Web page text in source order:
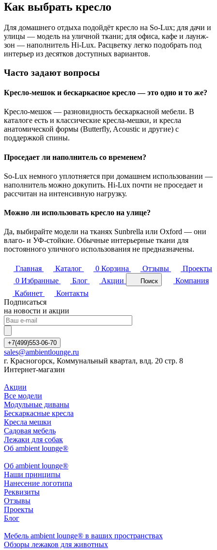
Как выбрать кресло
Для домашнего отдыха подойдёт кресло на So-Lux; для дачи и
улицы — модель на уличной ткани; для офиса, кафе и лаунж-
зон — наполнитель Hi-Lux. Расцветку легко подобрать под
интерьер из десятков доступных вариантов.
Часто задают вопросы
Кресло-мешок и бескаркасное кресло — это одно и то же?
Кресло-мешок — разновидность бескаркасной мебели. В
каталоге есть и классические кресла-мешки, и кресла
анатомической формы (Butterfly, Acoustic и другие) с
поддержкой спины.
Проседает ли наполнитель со временем?
So-Lux немного уплотняется при домашнем использовании —
наполнитель можно докупить. Hi-Lux почти не проседает и
рассчитан на интенсивную нагрузку.
Можно ли использовать кресло на улице?
Да, выбирайте модели на тканях Sunbrella или Oxford — они
влаго- и УФ-стойкие. Обычные интерьерные ткани для
постоянного уличного использования не предназначены.
Главная Каталог 0 Корзина Отзывы
Проекты
0 Избранные Блог Акции Поиск
Компания
Кабинет
Контакты
Подписаться
на новости и акции
+7(499)553-06-70
sales@ambientlounge.ru
г. Красногорск, Коммунальный квартал, влд. 20 стр. 8
Интернет-магазин
Акции
Все модели
Модульные диваны
Бескаркасные кресла
Кресла мешки
Садовая мебель
Лежаки для собак
Об ambient lounge®
Oб ambient lounge®
Наши принципы
Нанесение логотипа
Реквизиты
Отзывы
Проекты
Блог
Мебель ambient lounge® в ваших пространствах
Обзоры лежаков для животных